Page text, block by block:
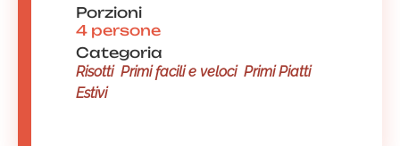
Porzioni
4 persone
Categoria
Risotti Primi facili e veloci Primi Piatti
Estivi